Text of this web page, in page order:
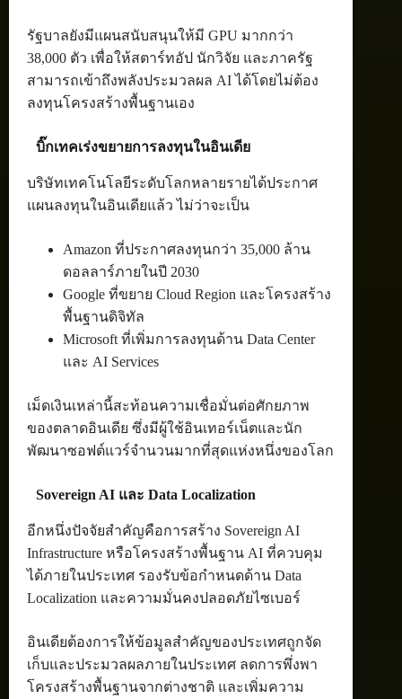
รัฐบาลยังมีแผนสนับสนุนให้มี GPU มากกว่า
38,000 ตัว เพื่อให้สตาร์ทอัป นักวิจัย และภาครัฐ
สามารถเข้าถึงพลังประมวลผล AI ได้โดยไม่ต้อง
ลงทุนโครงสร้างพื้นฐานเอง
บิ๊กเทคเร่งขยายการลงทุนในอินเดีย
บริษัทเทคโนโลยีระดับโลกหลายรายได้ประกาศ
แผนลงทุนในอินเดียแล้ว ไม่ว่าจะเป็น
Amazon ที่ประกาศลงทุนกว่า 35,000 ล้าน
ดอลลาร์ภายในปี 2030
Google ที่ขยาย Cloud Region และโครงสร้าง
พื้นฐานดิจิทัล
Microsoft ที่เพิ่มการลงทุนด้าน Data Center
และ AI Services
เม็ดเงินเหล่านี้สะท้อนความเชื่อมั่นต่อศักยภาพ
ของตลาดอินเดีย ซึ่งมีผู้ใช้อินเทอร์เน็ตและนัก
พัฒนาซอฟต์แวร์จำนวนมากที่สุดแห่งหนึ่งของโลก
Sovereign AI และ Data Localization
อีกหนึ่งปัจจัยสำคัญคือการสร้าง Sovereign AI
Infrastructure หรือโครงสร้างพื้นฐาน AI ที่ควบคุม
ได้ภายในประเทศ รองรับข้อกำหนดด้าน Data
Localization และความมั่นคงปลอดภัยไซเบอร์
อินเดียต้องการให้ข้อมูลสำคัญของประเทศถูกจัด
เก็บและประมวลผลภายในประเทศ ลดการพึ่งพา
โครงสร้างพื้นฐานจากต่างชาติ และเพิ่มความ